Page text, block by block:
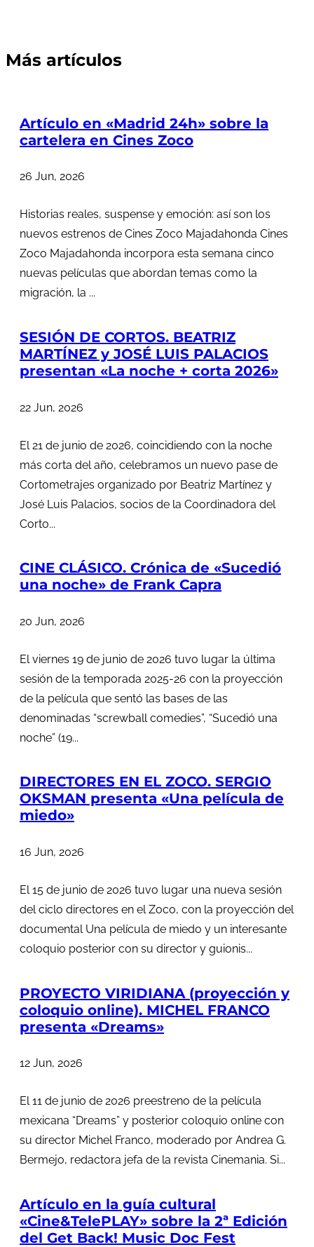
Más artículos
Artículo en «Madrid 24h» sobre la
cartelera en Cines Zoco
26 Jun, 2026
Historias reales, suspense y emoción: así son los
nuevos estrenos de Cines Zoco Majadahonda Cines
Zoco Majadahonda incorpora esta semana cinco
nuevas películas que abordan temas como la
migración, la ...
SESIÓN DE CORTOS. BEATRIZ
MARTÍNEZ y JOSÉ LUIS PALACIOS
presentan «La noche + corta 2026»
22 Jun, 2026
El 21 de junio de 2026, coincidiendo con la noche
más corta del año, celebramos un nuevo pase de
Cortometrajes organizado por Beatriz Martínez y
José Luis Palacios, socios de la Coordinadora del
Corto...
CINE CLÁSICO. Crónica de «Sucedió
una noche» de Frank Capra
20 Jun, 2026
El viernes 19 de junio de 2026 tuvo lugar la última
sesión de la temporada 2025-26 con la proyección
de la película que sentó las bases de las
denominadas “screwball comedies”, “Sucedió una
noche” (19...
DIRECTORES EN EL ZOCO. SERGIO
OKSMAN presenta «Una película de
miedo»
16 Jun, 2026
El 15 de junio de 2026 tuvo lugar una nueva sesión
del ciclo directores en el Zoco, con la proyección del
documental Una película de miedo y un interesante
coloquio posterior con su director y guionis...
PROYECTO VIRIDIANA (proyección y
coloquio online). MICHEL FRANCO
presenta «Dreams»
12 Jun, 2026
El 11 de junio de 2026 preestreno de la película
mexicana “Dreams” y posterior coloquio online con
su director Michel Franco, moderado por Andrea G.
Bermejo, redactora jefa de la revista Cinemania. Si...
Artículo en la guía cultural
«Cine&TelePLAY» sobre la 2ª Edición
del Get Back! Music Doc Fest